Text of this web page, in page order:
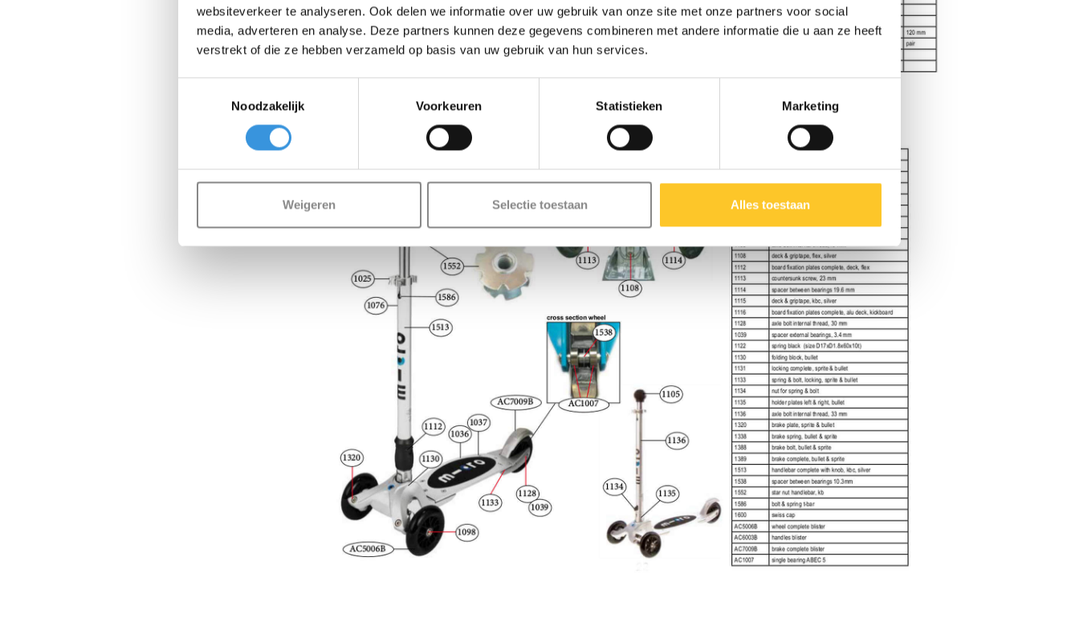
websiteverkeer te analyseren. Ook delen we informatie over uw gebruik van onze site met onze partners voor social
media, adverteren en analyse. Deze partners kunnen deze gegevens combineren met andere informatie die u aan ze heeft
verstrekt of die ze hebben verzameld op basis van uw gebruik van hun services.
Noodzakelijk
Voorkeuren Statistieken Marketing
Weigeren Selectie toestaan Alles toestaan